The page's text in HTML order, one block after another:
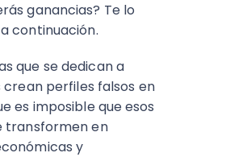
ganancias? Te lo
continuación.
que se dedican a
crean perfiles falsos en
es imposible que esos
transformen en
y